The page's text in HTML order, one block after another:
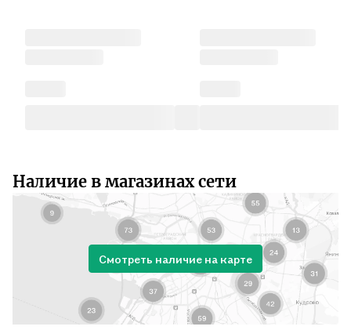
Наличие в магазинах сети
Смотреть наличие на карте